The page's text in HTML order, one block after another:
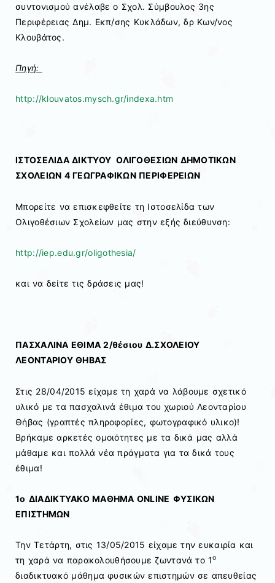
συντονισμού ανέλαβε ο Σχολ. Σύμβουλος 3ης
Περιφέρειας Δημ. Εκπ/σης Κυκλάδων, δρ Κων/νος
Κλουβάτος.
Πηγή:
http://klouvatos.mysch.gr/indexa.htm
ΙΣΤΟΣΕΛΙΔΑ ΔΙΚΤΥΟΥ ΟΛΙΓΟΘΕΣΙΩΝ ΔΗΜΟΤΙΚΩΝ
ΣΧΟΛΕΙΩΝ 4 ΓΕΩΓΡΑΦΙΚΩΝ ΠΕΡΙΦΕΡΕΙΩΝ
Μπορείτε να επισκεφθείτε τη Ιστοσελίδα των
Ολιγοθέσιων Σχολείων μας στην εξής διεύθυνση:
http://iep.edu.gr/oligothesia/
και να δείτε τις δράσεις μας!
ΠΑΣΧΑΛΙΝΑ ΕΘΙΜΑ 2/θέσιου Δ.ΣΧΟΛΕΙΟΥ
ΛΕΟΝΤΑΡΙΟΥ ΘΗΒΑΣ
Στις 28/04/2015 είχαμε τη χαρά να λάβουμε σχετικό
υλικό με τα πασχαλινά έθιμα του χωριού Λεονταρίου
Θήβας (γραπτές πληροφορίες, φωτογραφικό υλικο)!
Βρήκαμε αρκετές ομοιότητες με τα δικά μας αλλά
μάθαμε και πολλά νέα πράγματα για τα δικά τους
έθιμα!
1o ΔΙΑΔΙΚΤΥΑΚΟ ΜΑΘΗΜΑ ONLINE ΦΥΣΙΚΩΝ
ΕΠΙΣΤΗΜΩΝ
Την Τετάρτη, στις 13/05/2015 είχαμε την ευκαιρία και
τη χαρά να παρακολουθήσουμε ζωντανά το 1ο
διαδικτυακό μάθημα φυσικών επιστημών σε απευθείας